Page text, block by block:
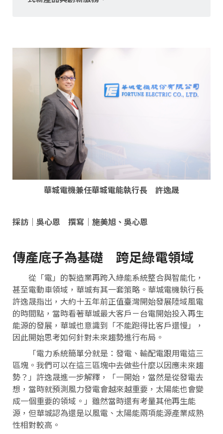
華城電機兼任華城電能執行長 許逸晟
採訪｜吳心恩 撰寫｜施美旭、吳心恩
傳產底子為基礎 跨足綠電領域
從「電」的製造業再跨入綠能系統整合與智能化，
甚至電動車領域，華城有其一套策略。華城電機執行長
許逸晟指出，大約十五年前正值臺灣開始發展陸域風電
的時間點，當時看著華城最大客戶－台電開始投入再生
能源的發展，華城也意識到「不能跑得比客戶還慢」，
因此開始思考如何針對未來趨勢進行布局。
「電力系統簡單分就是：發電、輸配電跟用電這三
區塊。我們可以在這三區塊中去做些什麼以因應未來趨
勢？」許逸晟進一步解釋，「一開始，當然是從發電去
想，當時就預測風力發電會越來越重要，太陽能也會變
成一個重要的領域。」雖然當時還有考量其他再生能
源，但華城認為還是以風電、太陽能兩項能源產業成熟
性相對較高。